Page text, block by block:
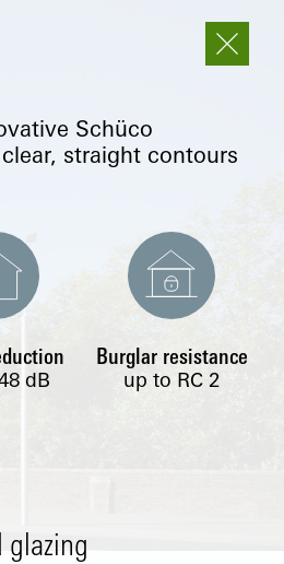
Schüco
straight contours
dB
Burglar resistance
up to RC 2
glazing